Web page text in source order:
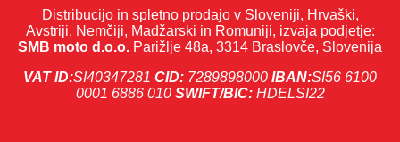
Distribucijo in spletno prodajo v Sloveniji, Hrvaški,
Avstriji, Nemčiji, Madžarski in Romuniji, izvaja podjetje:
SMB moto d.o.o. Parižlje 48a, 3314 Braslovče, Slovenija
VAT ID:SI40347281 CID: 7289898000 IBAN:SI56 6100
0001 6886 010 SWIFT/BIC:HDELSI22